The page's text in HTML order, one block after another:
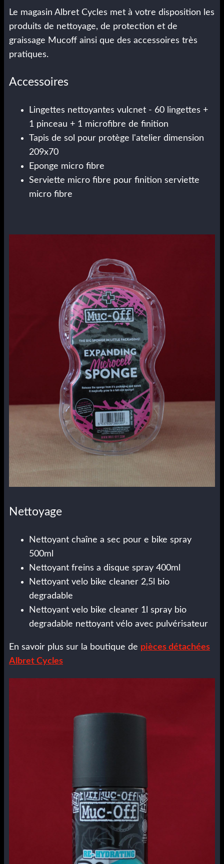
Le magasin Albret Cycles met à votre disposition les
produits de nettoyage, de protection et de
graissage Mucoff ainsi que des accessoires très
pratiques.
Accessoires
Lingettes nettoyantes vulcnet - 60 lingettes +
1 pinceau + 1 microfibre de finition
Tapis de sol pour protège l'atelier dimension
209x70
Eponge micro fibre
Serviette micro fibre pour finition serviette
micro fibre
Nettoyage
Nettoyant chaîne a sec pour e bike spray
500ml
Nettoyant freins a disque spray 400ml
Nettoyant velo bike cleaner 2,5l bio
degradable
Nettoyant velo bike cleaner 1l spray bio
degradable nettoyant vélo avec pulvérisateur
En savoir plus sur la boutique de pièces détachées
Albret Cycles